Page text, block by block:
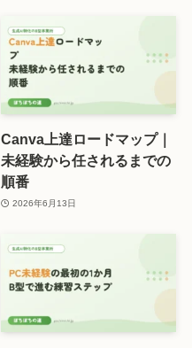
Canva上達ロードマップ｜
未経験から任されるまでの
順番
2026年6月13日